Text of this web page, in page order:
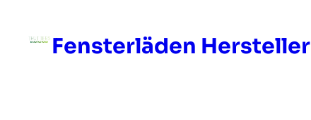
Fensterläden Hersteller